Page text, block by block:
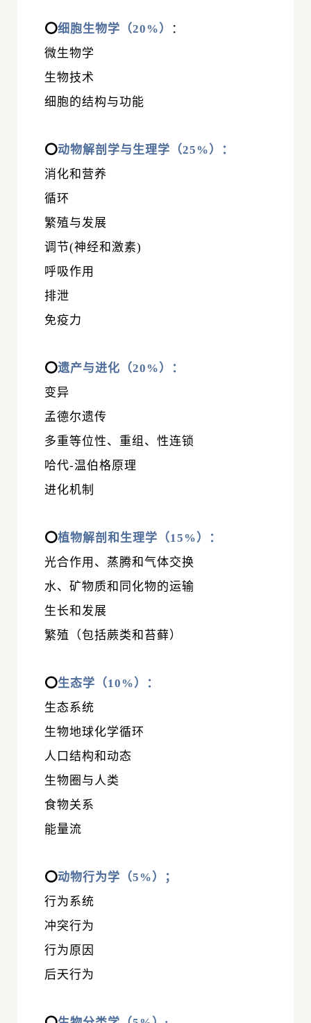
⭕细胞生物学（20%）
：
微生物学
生物技术
细胞的结构与功能
⭕动物解剖学与生理学（25%）：
消化和营养
循环
繁殖与发展
调节(神经和激素)
呼吸作用
排泄
免疫力
⭕遗产与进化（20%）：
变异
孟德尔遗传
多重等位性、重组、性连锁
哈代-温伯格原理
进化机制
⭕植物解剖和生理学（15%）：
光合作用、蒸腾和气体交换
水、矿物质和同化物的运输
生长和发展
繁殖（包括蕨类和苔藓）
⭕生态学（10%）：
生态系统
生物地球化学循环
人口结构和动态
生物圈与人类
食物关系
能量流
⭕动物行为学（5%）；
行为系统
冲突行为
行为原因
后天行为